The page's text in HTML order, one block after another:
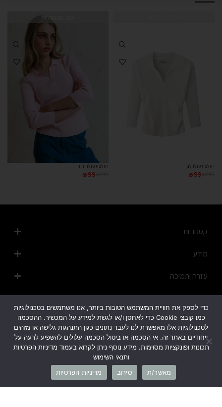
חולצת פולו לבן
₪99
חולצת פולו ורוד
₪99
קטגוריות
מידע
עזרה ותמיכה
מפת האתר
1700-50-20-45
info@cb-fashion.shop
כדי לספק את חוויית המשתמש הטובות ביותר, אנו משתמשים בטכנולוגיות
כמו קובצי Cookie כדי לאחסן ו/או לגשת למידע על המכשיר. ההסכמה
לטכנולוגיות אלו מאפשרת לנו לעבד נתונים כגון התנהגות גלישה או מזהים
ייחודיים באתר זה. אי הסכמה או ביטול הסכמה עלולים להשפיע לרעה על
תכונות ופונקציות מסוימות. מידע נוסף ניתן לקרוא בעמוד מדיניות הפרטיות
ותנאי השימוש
מאשר/ת
סירוב מדיניות הפרטיות